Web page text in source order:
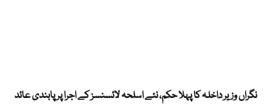
نگراں وزیر داخلہ کا پہلا حکم، نئے اسلحہ لائسنسز کے اجرا پر پابندی عائد